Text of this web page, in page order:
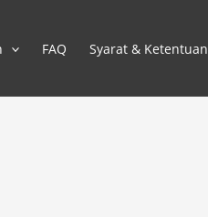
FAQ Syarat & Ketentuan